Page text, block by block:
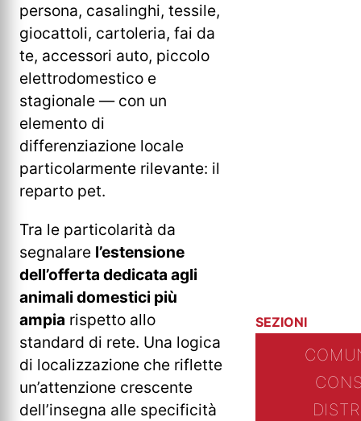
persona, casalinghi, tessile,
giocattoli, cartoleria, fai da
te, accessori auto, piccolo
elettrodomestico e
stagionale — con un
elemento di
differenziazione locale
particolarmente rilevante: il
reparto pet.
Tra le particolarità da
segnalare l’estensione
dell’offerta dedicata agli
animali domestici più
ampia rispetto allo
standard di rete. Una logica
di localizzazione che riflette
un’attenzione crescente
dell’insegna alle specificità
SEZIONI